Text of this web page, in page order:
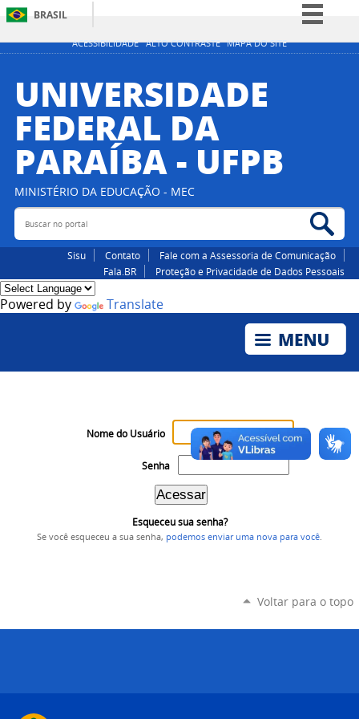
ACESSIBILIDADE ALTO CONTRASTE MAPA DO SITE
BRASIL
Simplifique!
Participe
Acesso à informação
Canais
UNIVERSIDADE
FEDERAL DA
PARAÍBA - UFPB
MINISTÉRIO DA EDUCAÇÃO - MEC
Buscar no portal
Sisu Contato
Fale com a Assessoria de Comunicação
Fala.BR
Proteção e Privacidade de Dados Pessoais
Powered by Translate
Nome do Usuário
Senha
Esqueceu sua senha?
Se você esqueceu a sua senha, podemos enviar uma nova para você
Voltar para o topo